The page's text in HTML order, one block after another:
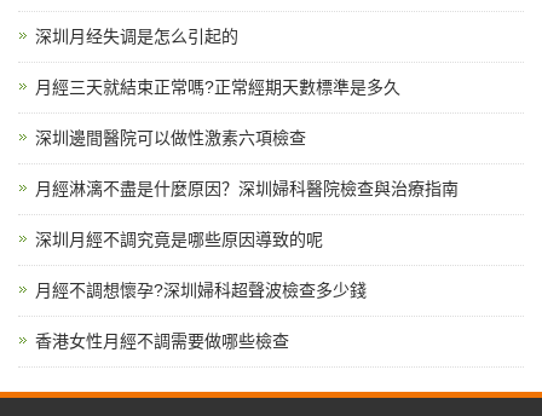
深圳月经失调是怎么引起的
月經三天就結束正常嗎?正常經期天數標準是多久
深圳邊間醫院可以做性激素六項檢查
月經淋漓不盡是什麼原因？深圳婦科醫院檢查與治療指南
深圳月經不調究竟是哪些原因導致的呢
月經不調想懷孕?深圳婦科超聲波檢查多少錢
香港女性月經不調需要做哪些檢查